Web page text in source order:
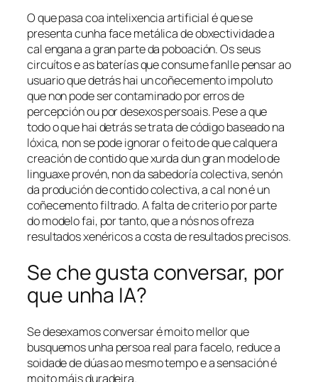
O que pasa coa intelixencia artificial é que se
presenta cunha face metálica de obxectividade a
cal engana a gran parte da poboación. Os seus
circuítos e as baterías que consume fanlle pensar ao
usuario que detrás hai un coñecemento impoluto
que non pode ser contaminado por erros de
percepción ou por desexos persoais. Pese a que
todo o que hai detrás se trata de código baseado na
lóxica, non se pode ignorar o feito de que calquera
creación de contido que xurda dun gran modelo de
linguaxe provén, non da sabedoría colectiva, senón
da produción de contido colectiva, a cal non é un
coñecemento filtrado. A falta de criterio por parte
do modelo fai, por tanto, que a nós nos ofreza
resultados xenéricos a costa de resultados precisos.
Se che gusta conversar, por
que unha IA?
Se desexamos conversar é moito mellor que
busquemos unha persoa real para facelo, reduce a
soidade de dúas ao mesmo tempo e a sensación é
moito máis duradeira.